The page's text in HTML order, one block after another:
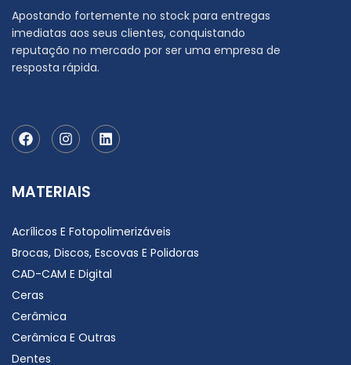
Apostando fortemente no stock para entregas
imediatas aos seus clientes, conquistando
reputação no mercado por ser uma empresa de
resposta rápida.
MATERIAIS
Acrílicos E Fotopolimerizáveis
Brocas, Discos, Escovas E Polidoras
CAD-CAM E Digital
Ceras
Cerâmica
Cerâmica E Outras
Dentes